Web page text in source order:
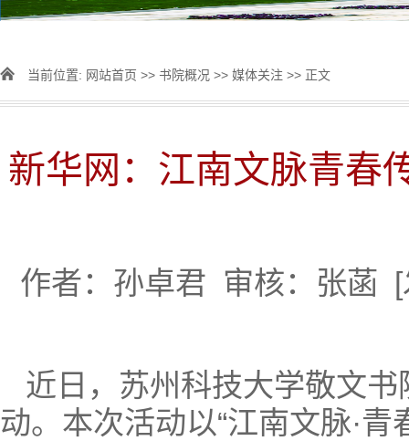
当前位置: 网站首页 >> 书院概况 >> 媒体关注 >> 正文
新华网：江南文脉青春
作者：孙卓君 审核：张菡
近日，苏州科技大学敬文书
动。本次活动以“江南文脉·